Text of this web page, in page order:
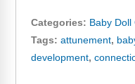
Categories: Baby Doll
Tags: attunement,
development,